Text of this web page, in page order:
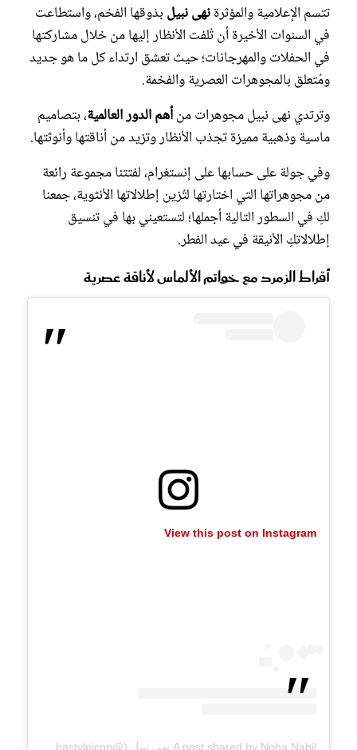
تتسم الإعلامية والمؤثرةنهى نبيل بذوقها الفخم، واستطاعت
في السنوات الأخيرة أن تُلفت الأنظار إليها من خلال مشاركتها
في الحفلات والمهرجانات؛ حيث تعشق ارتداء كل ما هو جديد
ومُتعلق بالمجوهرات العصرية والفخمة.
وترتدي نهى نبيل مجوهرات منأهم الدور العالمية، بتصاميم
ماسية وذهبية مميزة تجذب الأنظار وتزيد من أناقتها وأنوثتها.
وفي جولة على حسابها على إنستغرام، لفتتنا مجموعة رائعة
من مجوهراتها التي اختارتها لتُزين إطلالاتها الأنثوية، جمعنا
لكِ في السطور التالية أجملها؛ لتستعيني بها في تنسيق
إطلالاتكِ الأنيقة في عيد الفطر.
أقراط الزمرد مع خواتم الألماس لأناقة عصرية
View this post on Instagram
مجلة سيدتي
غلاف رقمي